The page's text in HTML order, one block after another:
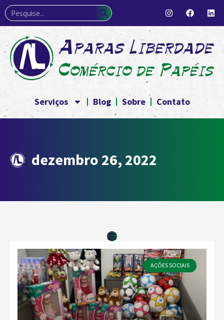
Serviços Blog Sobre Contato
dezembro 26, 2022
AÇÕES SOCIAIS